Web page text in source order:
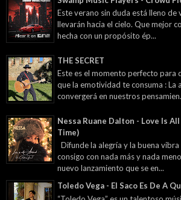
Este verano sin duda está lleno de
llevarán hacia el cielo. Que mejor
hecha con un propósito ép...
THE SECRET
Este es el momento perfecto para
que la emotividad te consuma : La
convergerá en nuestros
Nessa Ruane Dalton - Love Is
Time)
Difunde la alegría y la buena
consigo con nada más y nada
nuevo lanzamiento que se en...
Toledo Vega - El Saco Es De A